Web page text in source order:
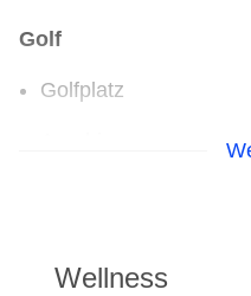
Golf
Golfplatz
Wellness